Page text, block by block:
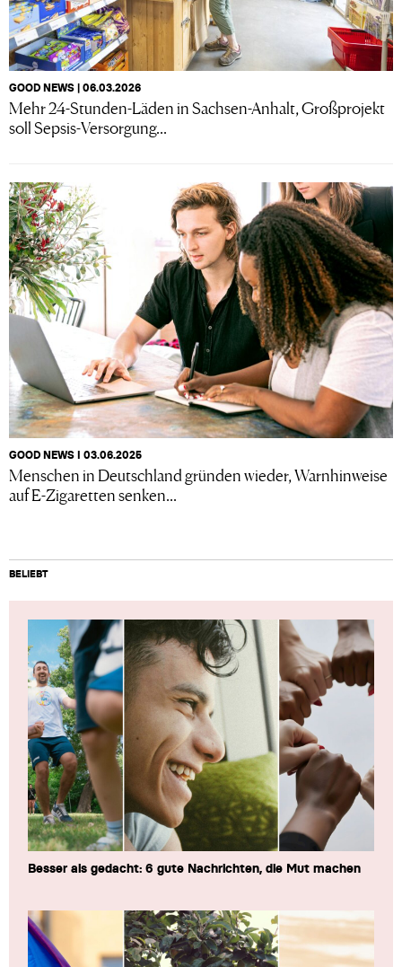
GOOD NEWS | 06.03.2026
Mehr 24-Stunden-Läden in Sachsen-Anhalt, Großprojekt
soll Sepsis-Versorgung...
GOOD NEWS I 03.06.2025
Menschen in Deutschland gründen wieder, Warnhinweise
auf E-Zigaretten senken...
BELIEBT
Besser als gedacht: 6 gute Nachrichten, die Mut machen